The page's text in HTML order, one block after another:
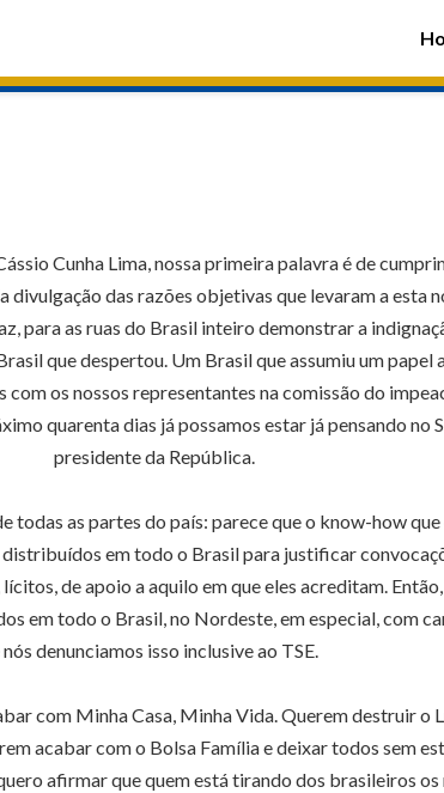
Cunha Lima, nossa primeira palavra é de
das razões objetivas que levaram a esta
para as ruas do Brasil inteiro demonstrar a
que despertou. Um Brasil que assumiu um
os nossos representantes na comissão do
quarenta dias já possamos estar já pensando no
presidente da República.
as partes do país: parece que o know-how
em todo o Brasil para justificar
de apoio a aquilo em que eles acreditam.
em todo o Brasil, no Nordeste, em especial, com
nós denunciamos isso inclusive ao TSE.
com Minha Casa, Minha Vida. Querem destruir o
acabar com o Bolsa Família e deixar todos sem
afirmar que quem está tirando dos brasileiros